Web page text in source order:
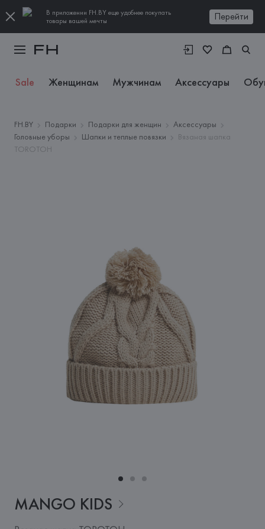
В приложении FH.BY еще удобнее покупать
товары вашей мечты
Перейти
Sale Женщинам Мужчинам Аксессуары
FH.BY Подарки Подарки для женщин
Аксессуары
Головные уборы
Шапки и теплые повязки
Вязаная шапка
TOROTOH
MANGO KIDS